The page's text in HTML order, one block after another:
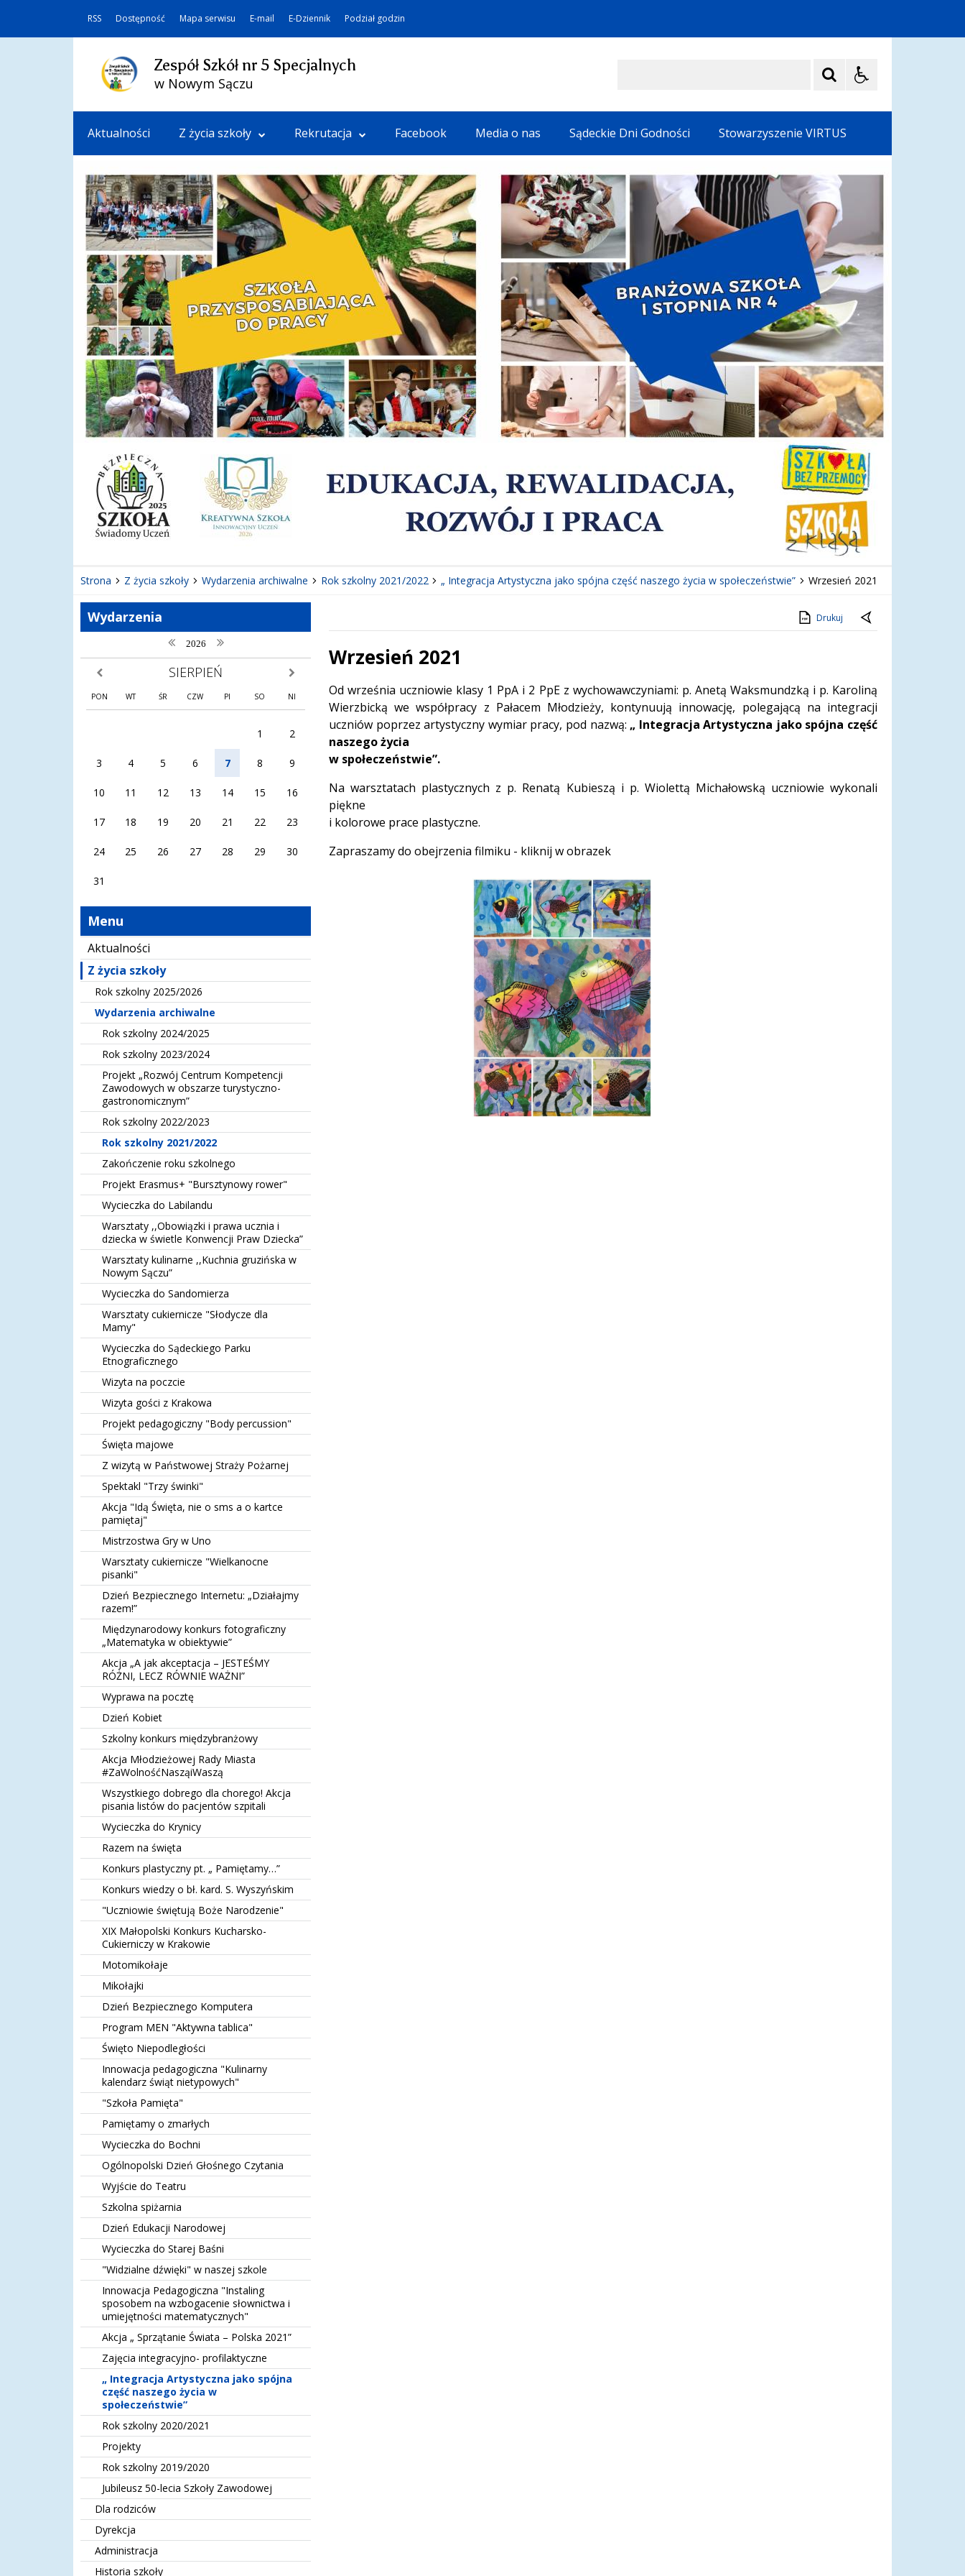
RSS Dostępność Mapa serwisu E-mail E-Dziennik Podział godzin
Zespół Szkół nr 5 Specjalnych
w Nowym Sączu
Aktualności Z życia szkoły Rekrutacja Facebook Media o nas Sądeckie Dni Godności Stowarzyszenie VIRTUS
Strona Z życia szkoły Wydarzenia archiwalne Rok szkolny 2021/2022 „ Integracja Artystyczna jako spójna część naszego życia w społeczeństwie” Wrzesień 2021
Wydarzenia
poprzedni rok
2026 następny rok
poprzedni miesiąc SIERPIEŃ następny miesiąc
PON WT ŚR CZW PI SO NI
1 2
3 4 5 6 7 8 9
10 11 12 13 14 15 16
17 18 19 20 21 22 23
24 25 26 27 28 29 30
31
Menu
Aktualności
Z życia szkoły
Rok szkolny 2025/2026
Wydarzenia archiwalne
Rok szkolny 2024/2025
Rok szkolny 2023/2024
Projekt „Rozwój Centrum Kompetencji
Zawodowych w obszarze turystyczno-
gastronomicznym”
Rok szkolny 2022/2023
Rok szkolny 2021/2022
Zakończenie roku szkolnego
Projekt Erasmus+ "Bursztynowy rower"
Wycieczka do Labilandu
Warsztaty ,,Obowiązki i prawa ucznia i
dziecka w świetle Konwencji Praw Dziecka”
Warsztaty kulinarne ,,Kuchnia gruzińska w
Nowym Sączu”
Wycieczka do Sandomierza
Warsztaty cukiernicze "Słodycze dla
Mamy"
Wycieczka do Sądeckiego Parku
Etnograficznego
Wizyta na poczcie
Wizyta gości z Krakowa
Projekt pedagogiczny "Body percussion"
Święta majowe
Z wizytą w Państwowej Straży Pożarnej
Spektakl "Trzy świnki"
Akcja "Idą Święta, nie o sms a o kartce
pamiętaj"
Mistrzostwa Gry w Uno
Warsztaty cukiernicze "Wielkanocne
pisanki"
Dzień Bezpiecznego Internetu: „Działajmy
razem!”
Międzynarodowy konkurs fotograficzny
„Matematyka w obiektywie”
Akcja „A jak akceptacja – JESTEŚMY
RÓŻNI, LECZ RÓWNIE WAŻNI”
Wyprawa na pocztę
Dzień Kobiet
Szkolny konkurs międzybranżowy
Akcja Młodzieżowej Rady Miasta
#ZaWolnośćNasząiWaszą
Wszystkiego dobrego dla chorego! Akcja
pisania listów do pacjentów szpitali
Wycieczka do Krynicy
Razem na święta
Konkurs plastyczny pt. „ Pamiętamy…”
Konkurs wiedzy o bł. kard. S. Wyszyńskim
"Uczniowie świętują Boże Narodzenie"
XIX Małopolski Konkurs Kucharsko-
Cukierniczy w Krakowie
Motomikołaje
Mikołajki
Dzień Bezpiecznego Komputera
Program MEN "Aktywna tablica"
Święto Niepodległości
Innowacja pedagogiczna "Kulinarny
kalendarz świąt nietypowych"
"Szkoła Pamięta"
Pamiętamy o zmarłych
Wycieczka do Bochni
Ogólnopolski Dzień Głośnego Czytania
Wyjście do Teatru
Szkolna spiżarnia
Dzień Edukacji Narodowej
Wycieczka do Starej Baśni
"Widzialne dźwięki" w naszej szkole
Innowacja Pedagogiczna "Instaling
sposobem na wzbogacenie słownictwa i
umiejętności matematycznych"
Akcja „ Sprzątanie Świata – Polska 2021”
Zajęcia integracyjno- profilaktyczne
„ Integracja Artystyczna jako spójna
część naszego życia w
społeczeństwie”
Rok szkolny 2020/2021
Projekty
Rok szkolny 2019/2020
Jubileusz 50-lecia Szkoły Zawodowej
Dla rodziców
Dyrekcja
Administracja
Historia szkoły
Drukuj
Wrzesień 2021
Treść
Od września uczniowie klasy 1 PpA i 2 PpE z wychowawczyniami: p. Anetą Waksmundzką i p. Karoliną
Wierzbicką we współpracy z Pałacem Młodzieży, kontynuują innowację, polegającą na integracji
uczniów poprzez artystyczny wymiar pracy, pod nazwą: „ Integracja Artystyczna jako spójna część
naszego życia
w społeczeństwie”.
Na warsztatach plastycznych z p. Renatą Kubieszą i p. Wiolettą Michałowską uczniowie wykonali
piękne
i kolorowe prace plastyczne.
Zapraszamy do obejrzenia filmiku - kliknij w obrazek